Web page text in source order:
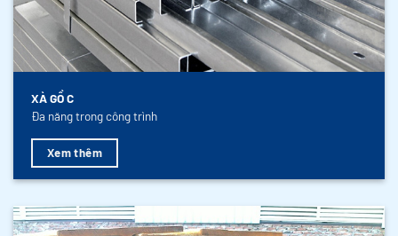
XÀ GỒ C
Đa năng trong công trình
Xem thêm